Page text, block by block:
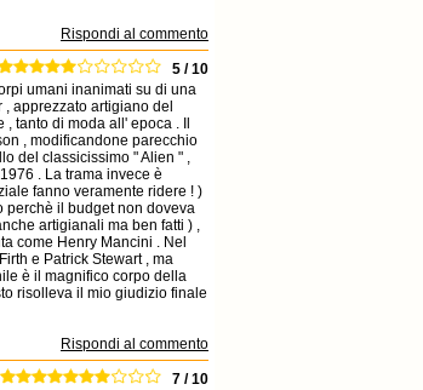
Rispondi al commento
5 / 10
umani inanimati su di una
apprezzato artigiano del
tanto di moda all' epoca . Il
, modificandone parecchio
del classicissimo " Alien " ,
. La trama invece è
fanno veramente ridere ! )
perchè il budget non doveva
artigianali ma ben fatti ) ,
come Henry Mancini . Nel
e Patrick Stewart , ma
è il magnifico corpo della
risolleva il mio giudizio finale
Rispondi al commento
7 / 10